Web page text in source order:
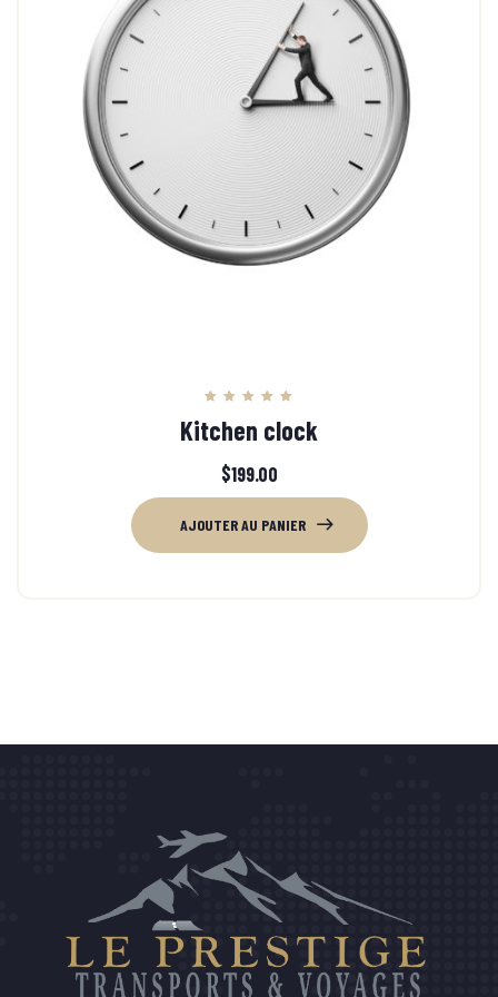
5.00
sur 5
Kitchen clock
$199.00
AJOUTER AU PANIER